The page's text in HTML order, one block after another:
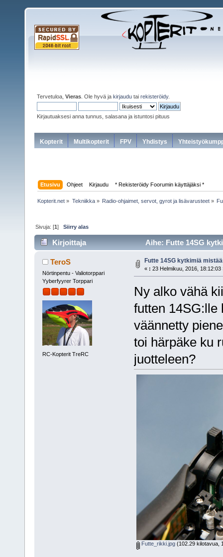
Tervetuloa, Vieras . Ole hyvä ja kirjaudu tai rekisteröidy.
Kirjautuaksesi anna tunnus, salasana ja istuntosi pituus
Kopterit Multikopterit FPV Yhdistys
Etusivu Ohjeet Kirjaudu * Rekisteröidy Foorumin käyttäjäksi *
Kopterit.net » Tekniikka» Radio-ohjaimet, servot, gyrot ja lisävarusteet»
Sivuja: [1]Siirry alas
Kirjoittaja Aihe: Futte 14SG
TeroS
Nörtinpentu - Valiotorppari
Yyberfyyrer Torppari
RC-Kopterit TreRC
Futte 14SG kytkimiä
« : 23 Helmikuu, 2016, 18:12:03
Ny alko vähä
futten 14SG:lle
väännetty
toi härpäke ku
juotteleen?
Futte_rikki.jpg(102.29 kilotavua,